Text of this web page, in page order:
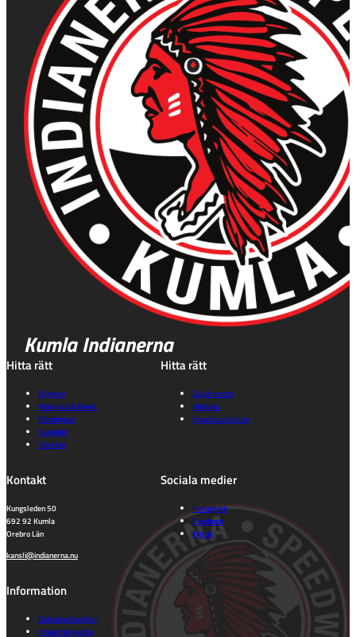
Kumla Indianerna
Hitta rätt
Biljetter
Marknad & Event
Föreningen
Kalender
Våra lag
Hitta rätt
Gå på match
Historia
Speedwayskolan
Kontakt
Kungsleden 50
692 92 Kumla
Orebro Län
kansli@indianerna.nu
Sociala medier
Instagram
Facebook
Tiktok
Information
Dataskyddspolicy
Integritetspolicy